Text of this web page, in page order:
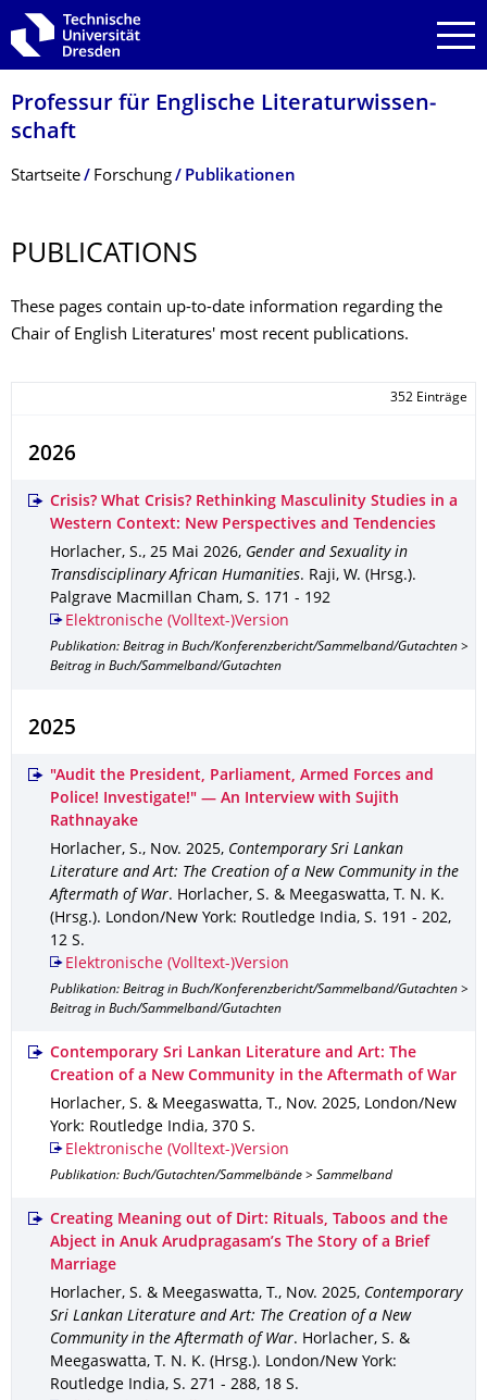
Zur Hauptnavigation springen
Zur Suche springen
Zum Inhalt springen
Professur für Englische Literaturwissen­
schaft
Breadcrumb-Menü
Startseite Forschung Publikationen
PUBLICATIONS
These pages contain up-to-date information regarding the
Chair of English Literatures' most recent publications.
352 Einträge
2026
Crisis? What Crisis? Rethinking Masculinity Studies in a
Western Context: New Perspectives and Tendencies
Horlacher, S., 25 Mai 2026, Gender and Sexuality in
Transdisciplinary African Humanities. Raji, W. (Hrsg.).
Palgrave Macmillan Cham, S. 171 - 192
Elektronische (Volltext-)Version
Publikation: Beitrag in Buch/Konferenzbericht/Sammelband/Gutachten >
Beitrag in Buch/Sammelband/Gutachten
2025
"Audit the President, Parliament, Armed Forces and
Police! Investigate!" — An Interview with Sujith
Rathnayake
Horlacher, S., Nov. 2025, Contemporary Sri Lankan
Literature and Art: The Creation of a New Community in the
Aftermath of War. Horlacher, S. & Meegaswatta, T. N. K.
(Hrsg.). London/New York: Routledge India, S. 191 - 202,
12 S.
Elektronische (Volltext-)Version
Publikation: Beitrag in Buch/Konferenzbericht/Sammelband/Gutachten >
Beitrag in Buch/Sammelband/Gutachten
Contemporary Sri Lankan Literature and Art: The
Creation of a New Community in the Aftermath of War
Horlacher, S. & Meegaswatta, T., Nov. 2025, London/New
York: Routledge India, 370 S.
Elektronische (Volltext-)Version
Publikation: Buch/Gutachten/Sammelbände > Sammelband
Creating Meaning out of Dirt: Rituals, Taboos and the
Abject in Anuk Arudpragasam’s The Story of a Brief
Marriage
Horlacher, S. & Meegaswatta, T., Nov. 2025, Contemporary
Sri Lankan Literature and Art: The Creation of a New
Community in the Aftermath of War. Horlacher, S. &
Meegaswatta, T. N. K. (Hrsg.). London/New York:
Routledge India, S. 271 - 288, 18 S.